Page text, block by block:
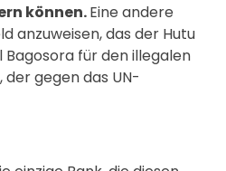
können.Eine andere
anzuweisen, das der Hutu
für den illegalen
gegen das UN-